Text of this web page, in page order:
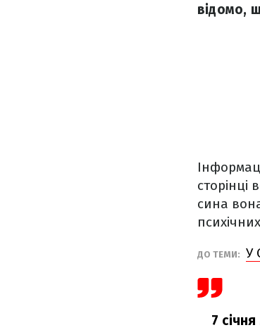
відомо,
сторінці
сина
ДО ТЕМИ: У
7